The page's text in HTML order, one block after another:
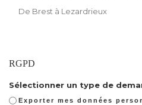
De Brest à Lezardrieux
RGPD
Sélectionner un type de
Exporter mes données